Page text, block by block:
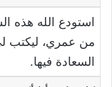
استودع الله هذه
من عمري، ليكتب
السعادة فيها.